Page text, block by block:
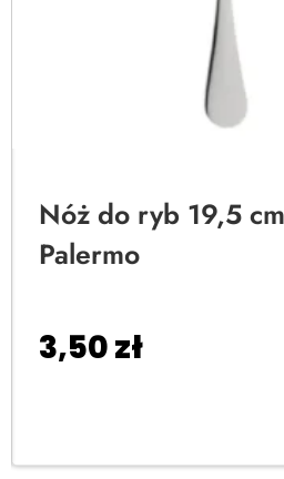
Nóż do ryb 19,5
Palermo
3,50zł